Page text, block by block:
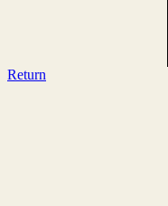
Return